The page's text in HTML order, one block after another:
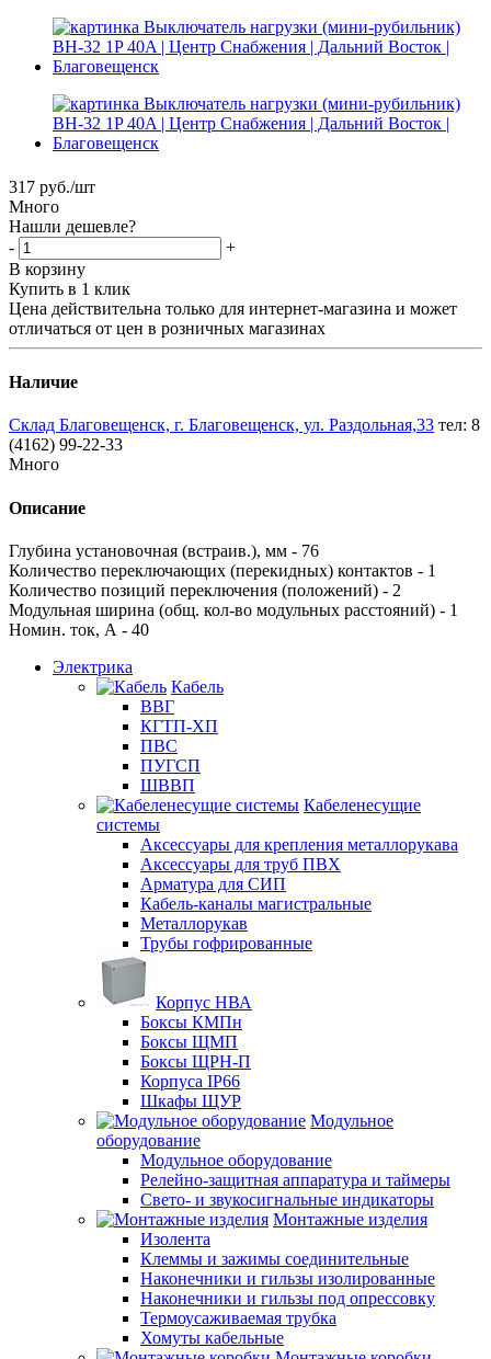
317 руб./шт
Много
Нашли дешевле?
-
+
В корзину
Купить в 1 клик
Цена действительна только для интернет-магазина и может
отличаться от цен в розничных магазинах
Наличие
Склад Благовещенск, г. Благовещенск, ул. Раздольная,33 тел: 8
(4162) 99-22-33
Много
Описание
Глубина установочная (встраив.), мм - 76
Количество переключающих (перекидных) контактов - 1
Количество позиций переключения (положений) - 2
Модульная ширина (общ. кол-во модульных расстояний) - 1
Номин. ток, А - 40
Электрика
Кабель
ВВГ
КГТП-ХП
ПВС
ПУГСП
ШВВП
Кабеленесущие
системы
Аксессуары для крепления металлорукава
Аксессуары для труб ПВХ
Арматура для СИП
Кабель-каналы магистральные
Металлорукав
Трубы гофрированные
Корпус НВА
Боксы КМПн
Боксы ЩМП
Боксы ЩРН-П
Корпуса IP66
Шкафы ЩУР
Модульное
оборудование
Модульное оборудование
Релейно-защитная аппаратура и таймеры
Свето- и звукосигнальные индикаторы
Монтажные изделия
Изолента
Клеммы и зажимы соединительные
Наконечники и гильзы изолированные
Наконечники и гильзы под опрессовку
Термоусаживаемая трубка
Хомуты кабельные